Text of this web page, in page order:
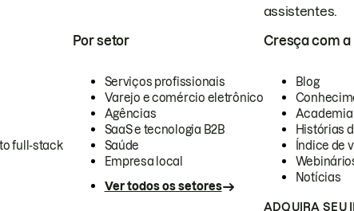
assistentes.
full-stack
Por setor
Serviços profissionais
Varejo e comércio eletrônico
Agências
SaaS e tecnologia B2B
Saúde
Empresa local
Ver todos os setores
Cresça com a
Blog
Academia
Histórias
Índice de
Notícias
ADQUIRA SEU